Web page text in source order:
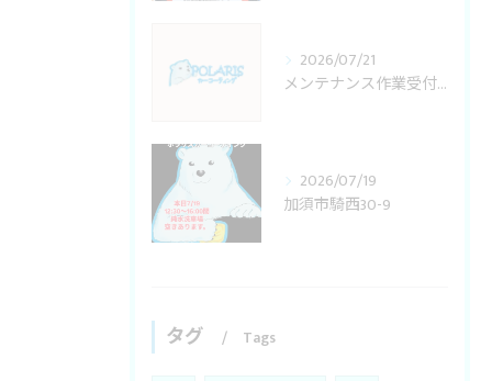
2026/07/21
メンテナンス作業受付変更
2026/07/19
加須市騎西30-9
タグ Tags